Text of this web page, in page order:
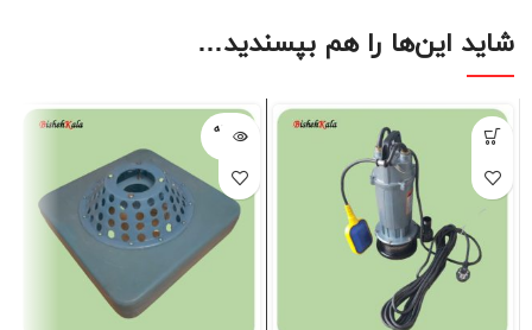
شاید این‌ها را هم بپسندید…
فروخته
شده